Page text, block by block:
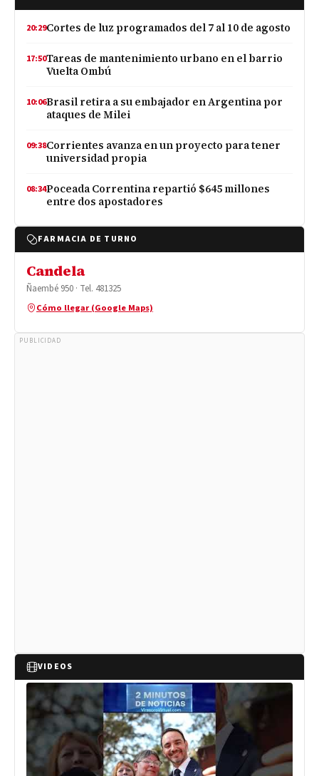
20:29Cortes de luz programados del 7 al 10 de agosto
17:50Tareas de mantenimiento urbano en el barrio
Vuelta Ombú
10:06Brasil retira a su embajador en Argentina por
ataques de Milei
09:38Corrientes avanza en un proyecto para tener
universidad propia
08:34Poceada Correntina repartió $645 millones
entre dos apostadores
FARMACIA DE TURNO
Candela
Ñaembé 950 · Tel. 481325
Cómo llegar (Google Maps)
PUBLICIDAD
VIDEOS